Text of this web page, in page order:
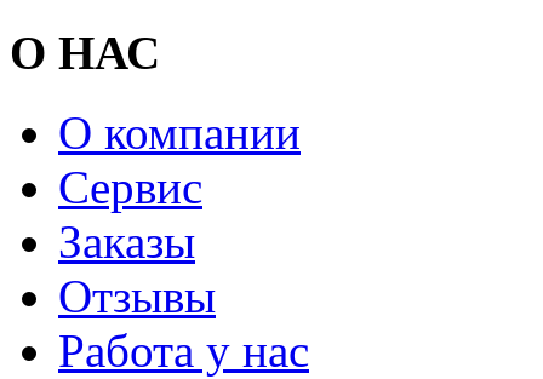
О НАС
О компании
Сервис
Заказы
Отзывы
Работа у нас